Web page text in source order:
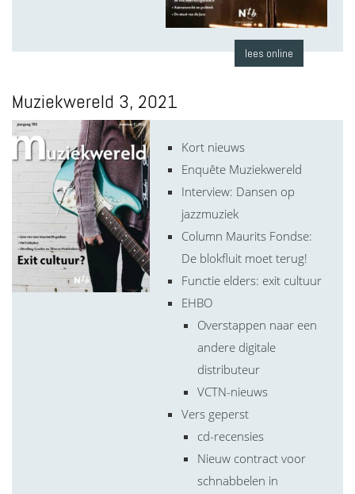
lees online
Muziekwereld 3, 2021
Kort nieuws
Enquête Muziekwereld
Interview: Dansen op
jazzmuziek
Column Maurits Fondse:
De blokfluit moet terug!
Functie elders: exit cultuur
EHBO
Overstappen naar een
andere digitale
distributeur
VCTN-nieuws
Vers geperst
cd-recensies
Nieuw contract voor
schnabbelen in